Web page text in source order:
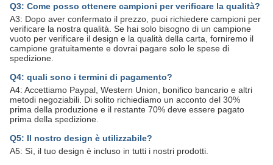
Q3: Come posso ottenere campioni per verificare la qualità?
A3: Dopo aver confermato il prezzo, puoi richiedere campioni per
verificare la nostra qualità. Se hai solo bisogno di un campione
vuoto per verificare il design e la qualità della carta, forniremo il
campione gratuitamente e dovrai pagare solo le spese di
spedizione.
Q4: quali sono i termini di pagamento?
A4: Accettiamo Paypal, Western Union, bonifico bancario e altri
metodi negoziabili. Di solito richiediamo un acconto del 30%
prima della produzione e il restante 70% deve essere pagato
prima della spedizione.
Q5: Il nostro design è utilizzabile?
A5: Sì, il tuo design è incluso in tutti i nostri prodotti.